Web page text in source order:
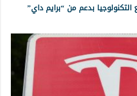
بدعم من “برايم داي”